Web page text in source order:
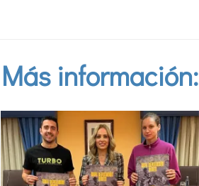
Más información: